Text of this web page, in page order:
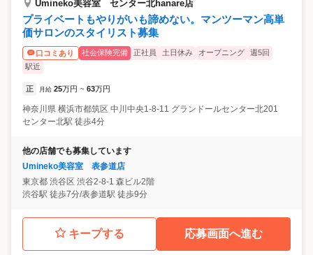
Umineko美容室 センター北hanare店
プライベートもやりがいも諦めない。マンツーマン高単
価サロンのスタイリスト募集
口コミあり 社会保険完備 正社員 土日休み オープニング
週5回
駅近
正 月給 25万円 ~ 63万円
神奈川県 横浜市都筑区 中川中央1-8-11 グランドールセンター北201
センター北駅 徒歩4分
他の店舗でも募集しています
Umineko美容室 表参道店
東京都 渋谷区 渋谷2-8-1 森ビル2階
渋谷駅 徒歩7分/表参道駅 徒歩9分
キープする 応募画面へ進む